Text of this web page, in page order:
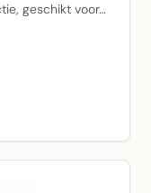
geschikt voor…